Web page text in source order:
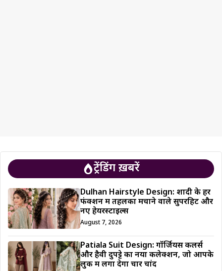
ट्रेंडिंग ख़बरें
Dulhan Hairstyle Design: शादी के हर
फंक्शन में तहलका मचाने वाले सुपरहिट और
नए हेयरस्टाइल्स
August 7, 2026
Patiala Suit Design: गॉर्जियस कलर्स
और हैवी दुपट्टे का नया कलेक्शन, जो आपके
लुक में लगा देगा चार चांद